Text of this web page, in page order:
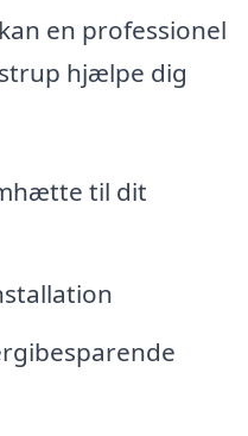
en professionel
hjælpe dig
til dit